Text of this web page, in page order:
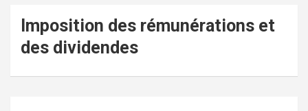
Imposition des rémunérations et
des dividendes